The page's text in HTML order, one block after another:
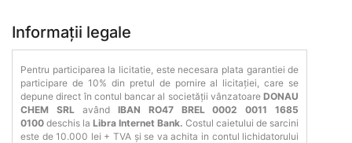
Informații legale
Pentru participarea la licitatie, este necesara plata garantiei de
participare de 10% din pretul de pornire al licitației, care se
depune direct în contul bancar al societății vânzatoareDONAU
CHEM SRL având IBAN RO47 BREL 0002 0011 1685
0100deschis laLibra Internet Bank. Costul caietului de sarcini
este de 10.000 lei + TVA și se va achita in contul lichidatorului